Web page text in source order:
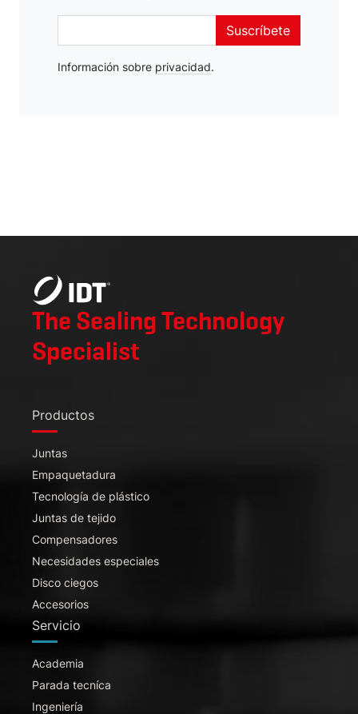
Deutsch
Suscríbete
Información sobre privacidad.
The Sealing Technology
Specialist
Productos
Juntas
Empaquetadura
Tecnología de plástico
Juntas de tejido
Compensadores
Necesidades especiales
Disco ciegos
Accesorios
Servicio
Academia
Parada tecníca
Ingeniería